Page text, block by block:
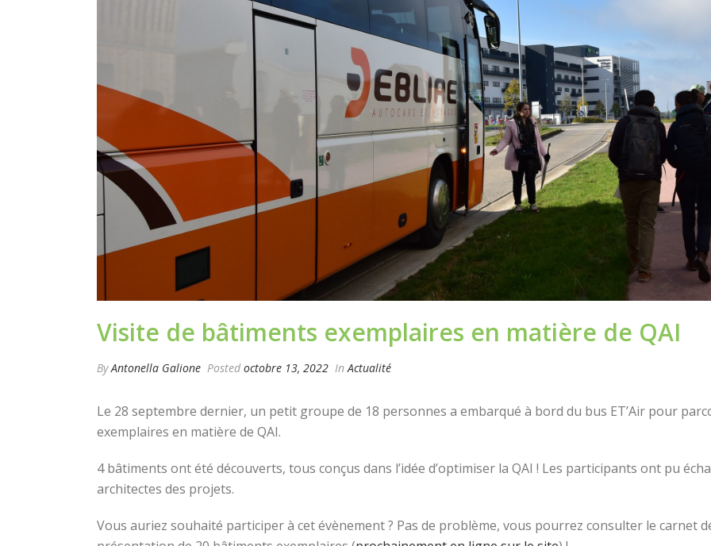
Visite de bâtiments exemplaires en matière de QAI
ByAntonella Galione Posted octobre 13, 2022 In Actualité
Le 28 septembre dernier, un petit groupe de 18 personnes a embarqué à bord du bus ET’Air pour
exemplaires en matière de QAI.
4 bâtiments ont été découverts, tous conçus dans l’idée d’optimiser la QAI ! Les participants ont pu
architectes des projets.
Vous auriez souhaité participer à cet évènement ? Pas de problème, vous pourrez consulter le carnet